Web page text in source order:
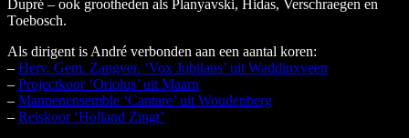
Dupré – ook grootheden als Planyavski, Hidas, Verschraegen en
Toebosch.
Als dirigent is André verbonden aan een aantal koren:
– Herv. Gem. Zangver. ‘Vox Jubilans’ uit Waddinxveen
– Projectkoor ‘Oriolus’ uit Maarn
– Mannenensemble ‘Cantare’ uit Woudenberg
– Reiskoor ‘Holland Zingt’